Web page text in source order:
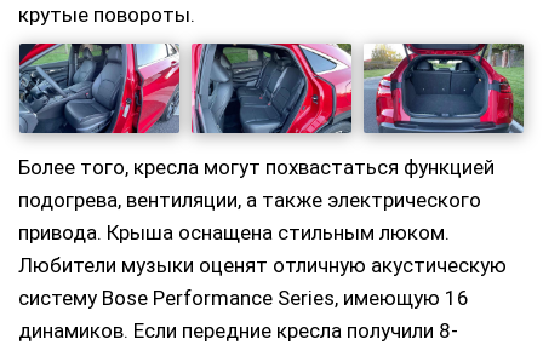
крутые повороты.
Более того, кресла могут похвастаться функцией
подогрева, вентиляции, а также электрического
привода. Крыша оснащена стильным люком.
Любители музыки оценят отличную акустическую
систему Bose Performance Series, имеющую 16
динамиков. Если передние кресла получили 8-